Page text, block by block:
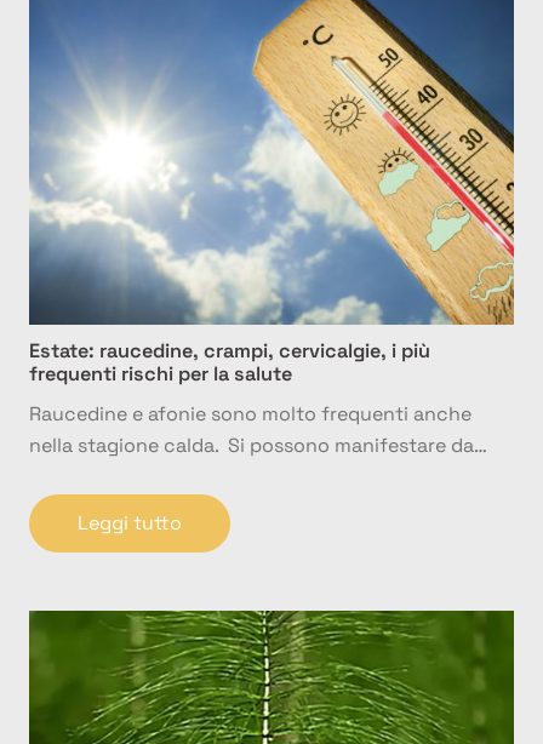
Estate: raucedine, crampi, cervicalgie, i più
frequenti rischi per la salute
Raucedine e afonie sono molto frequenti anche
nella stagione calda. Si possono manifestare da…
Leggi tutto